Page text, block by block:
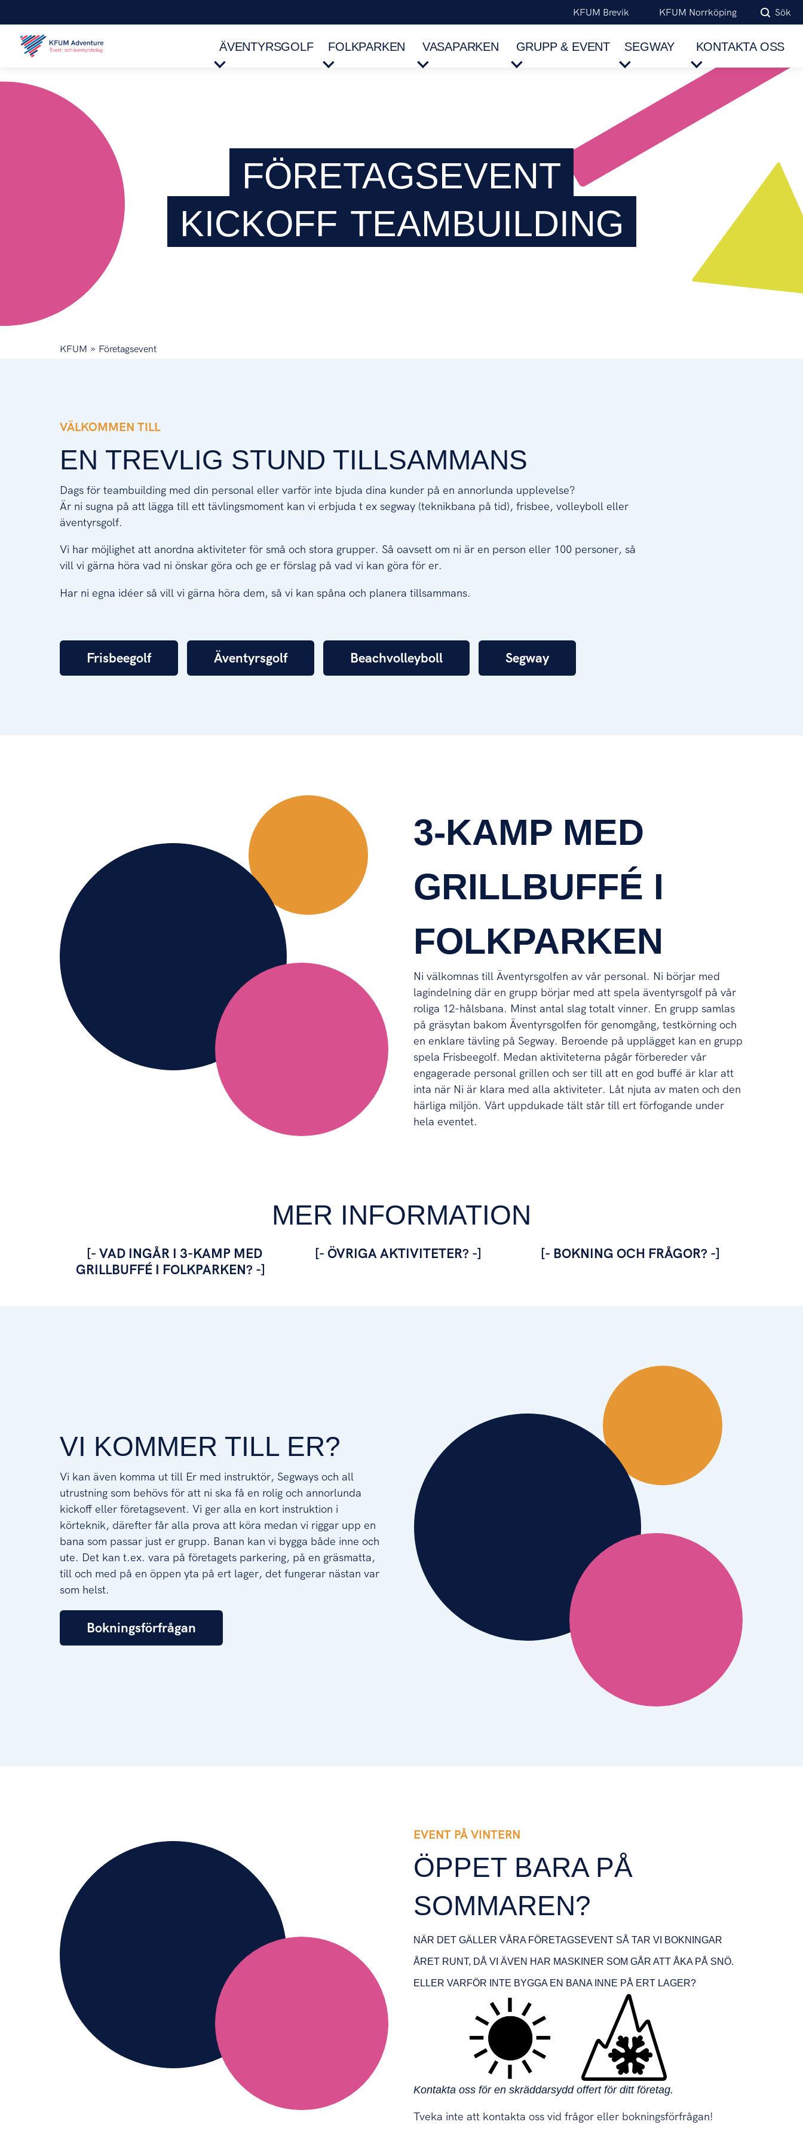
KFUM Brevik KFUM Norrköping Sök
ÄVENTYRSGOLF FOLKPARKEN VASAPARKEN GRUPP & EVENT SEGWAY KONTAKTA OSS
FÖRETAGSEVENT
KICKOFF TEAMBUILDING
KFUM » Företagsevent
VÄLKOMMEN TILL
VÄLKOMMEN TILL
EN TREVLIG STUND TILLSAMMANS
Dags för teambuilding med din personal eller varför inte bjuda dina kunder på en annorlunda upplevelse?
Är ni sugna på att lägga till ett tävlingsmoment kan vi erbjuda t ex segway (teknikbana på tid), frisbee, volleyboll eller
äventyrsgolf.
Vi har möjlighet att anordna aktiviteter för små och stora grupper. Så oavsett om ni är en person eller 100 personer, så
vill vi gärna höra vad ni önskar göra och ge er förslag på vad vi kan göra för er.
Har ni egna idéer så vill vi gärna höra dem, så vi kan spåna och planera tillsammans.
Frisbeegolf Äventyrsgolf Beachvolleyboll Segway
3-KAMP MED
GRILLBUFFÉ I
FOLKPARKEN
Ni välkomnas till Äventyrsgolfen av vår personal. Ni börjar med
lagindelning där en grupp börjar med att spela äventyrsgolf på vår
roliga 12-hålsbana. Minst antal slag totalt vinner. En grupp samlas
på gräsytan bakom Äventyrsgolfen för genomgång, testkörning och
en enklare tävling på Segway. Beroende på upplägget kan en grupp
spela Frisbeegolf. Medan aktiviteterna pågår förbereder vår
engagerade personal grillen och ser till att en god buffé är klar att
inta när Ni är klara med alla aktiviteter. Låt njuta av maten och den
härliga miljön. Vårt uppdukade tält står till ert förfogande under
hela eventet.
MER INFORMATION
[- VAD INGÅR I 3-KAMP MED
GRILLBUFFÉ I FOLKPARKEN? -]
[- ÖVRIGA AKTIVITETER? -] [- BOKNING OCH FRÅGOR? -]
VI KOMMER TILL ER?
Vi kan även komma ut till Er med instruktör, Segways och all
utrustning som behövs för att ni ska få en rolig och annorlunda
kickoff eller företagsevent. Vi ger alla en kort instruktion i
körteknik, därefter får alla prova att köra medan vi riggar upp en
bana som passar just er grupp. Banan kan vi bygga både inne och
ute. Det kan t.ex. vara på företagets parkering, på en gräsmatta,
till och med på en öppen yta på ert lager, det fungerar nästan var
som helst.
Bokningsförfrågan
Event på vintern
EVENT PÅ VINTERN
ÖPPET BARA PÅ
SOMMAREN?
NÄR DET GÄLLER VÅRA FÖRETAGSEVENT SÅ TAR VI BOKNINGAR
ÅRET RUNT, DÅ VI ÄVEN HAR MASKINER SOM GÅR ATT ÅKA PÅ SNÖ.
ELLER VARFÖR INTE BYGGA EN BANA INNE PÅ ERT LAGER?
Kontakta oss för en skräddarsydd offert för ditt företag.
Tveka inte att kontakta oss vid frågor eller bokningsförfrågan!